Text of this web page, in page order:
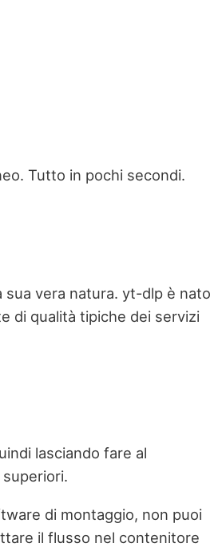
Tutto in pochi secondi.
sua vera natura. yt-dlp è nato
di qualità tipiche dei servizi
lasciando fare al
di montaggio, non puoi
il flusso nel contenitore